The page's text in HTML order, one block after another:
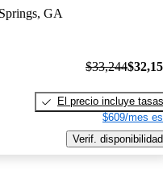
GA
$33,244
El precio incluye tasas
$609/mes
Verif. disponibilidad